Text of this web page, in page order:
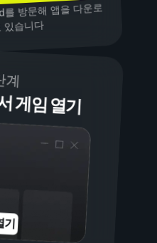
방문해 앱을 다운로
있습니다
계
게임 열기
기